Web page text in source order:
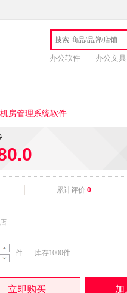
办公软件 办公文具
房管理系统软件
累计评价 0
件 库存1000件